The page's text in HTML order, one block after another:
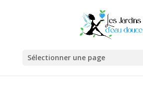
Sélectionner une page